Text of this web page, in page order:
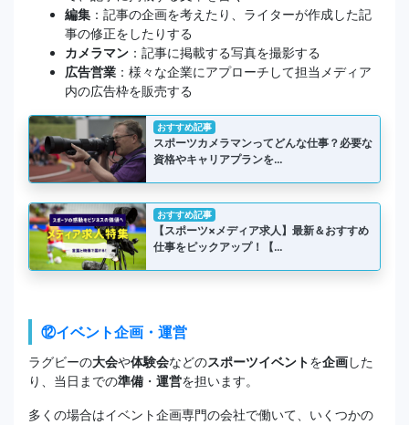
編集 ：記事の企画を考えたり、ライターが作成した記
事の修正をしたりする
カメラマン ：記事に掲載する写真を撮影する
広告営業 ：様々な企業にアプローチして担当メディア
内の広告枠を販売する
おすすめ記事
スポーツカメラマンってどんな仕事？必要な
資格やキャリアプランを…
おすすめ記事
【スポーツ×メディア求人】最新＆おすすめ
仕事をピックアップ！【…
⑫イベント企画・運営
ラグビーの大会や体験会などのスポーツイベントを企画した
り、当日までの準備 ・ 運営を担います。
多くの場合はイベント企画専門の会社で働いて、いくつかの